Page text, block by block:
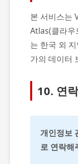
본 서비스는
Atlas(클라우
는 한국 외
가의 데이터
10. 연
개인정보
로 연락해